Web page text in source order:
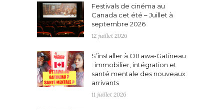
Festivals de cinéma au
Canada cet été – Juillet à
septembre 2026
12 juillet 2026
S’installer à Ottawa-Gatineau
: immobilier, intégration et
santé mentale des nouveaux
arrivants
11 juillet 2026